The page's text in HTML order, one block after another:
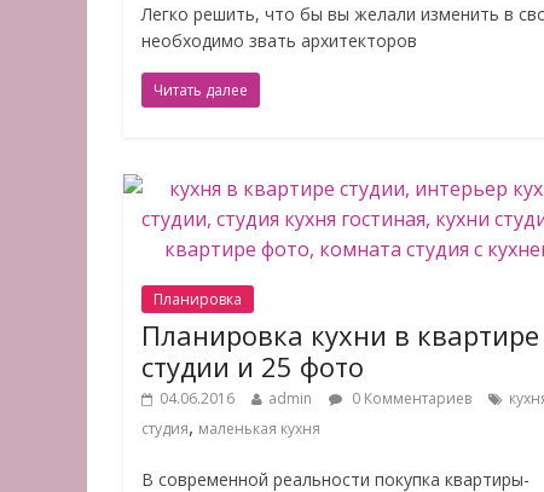
Легко решить, что бы вы желали изменить в
необходимо звать архитекторов
Читать далее
Планировка
Планировка кухни в квартире
студии и 25 фото
04.06.2016 admin 0 Комментариев
студия, маленькая кухня
В современной реальности покупка квартиры-